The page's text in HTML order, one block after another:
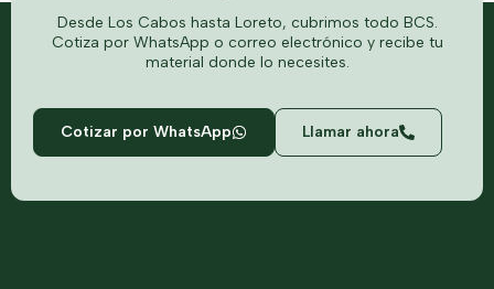
Desde Los Cabos hasta Loreto, cubrimos todo BCS.
Cotiza por WhatsApp o correo electrónico y recibe tu
material donde lo necesites.
Cotizar por WhatsApp Llamar ahora